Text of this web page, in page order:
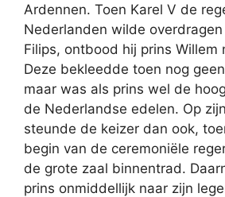
Ardennen. Toen Karel V de
Nederlanden wilde
Filips, ontbood hij prins Willem
Deze bekleedde toen nog
maar was als prins wel de
de Nederlandse edelen. Op
steunde de keizer dan ook,
begin van de ceremoniële
de grote zaal binnentrad.
prins onmiddellijk naar zijn